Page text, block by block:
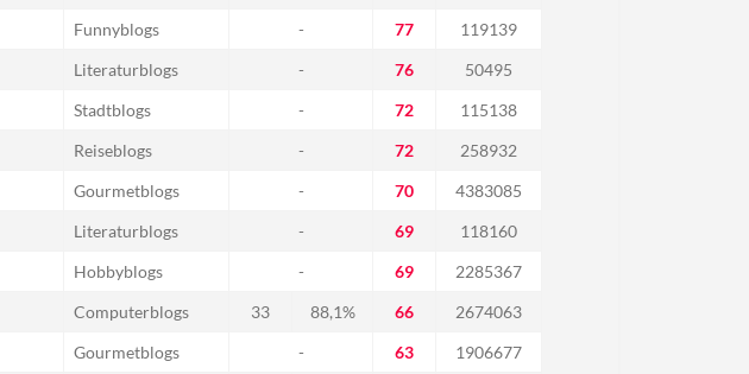
Funnyblogs - 77
119139
Literaturblogs - 76
50495
Stadtblogs - 72
115138
Reiseblogs - 72
258932
Gourmetblogs - 70
4383085
Literaturblogs - 69
118160
Hobbyblogs - 69
2285367
Computerblogs 33 88,1% 66
2674063
Gourmetblogs - 63
1906677